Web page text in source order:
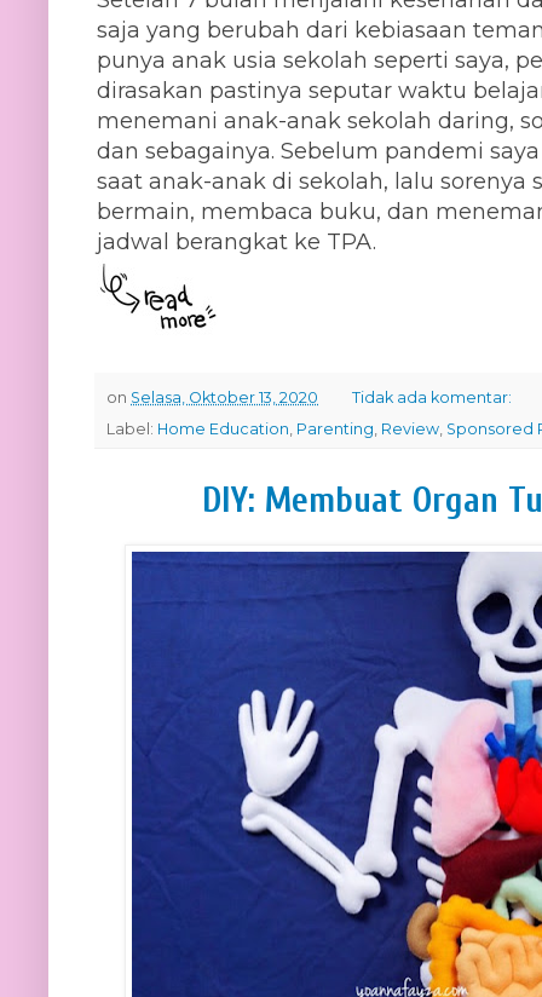
saja yang berubah dari kebiasaan
punya anak usia sekolah seperti saya,
dirasakan pastinya seputar waktu
menemani anak-anak sekolah daring,
dan sebagainya. Sebelum pandemi
saat anak-anak di sekolah, lalu
bermain, membaca buku, dan
jadwal berangkat ke TPA.
on Selasa, Oktober 13, 2020
Tidak ada komentar:
Label: Home Education, Parenting, Review, Sponsored
DIY: Membuat Organ